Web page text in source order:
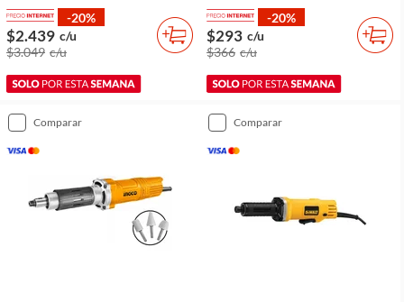
-20%
$2.439 c/u
$3.049 c/u
-20%
$293 c/u
$366 c/u
comparar comparar